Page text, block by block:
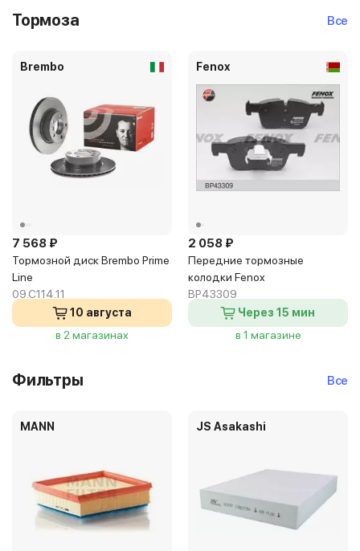
Тормоза Все
Brembo
7 568 ₽
Тормозной диск Brembo Prime
Line
09.C114.11
10 августа
в 2 магазинах
Fenox
2 058 ₽
Передние тормозные
колодки Fenox
BP43309
Через 15 мин
в 1 магазине
Фильтры Все
MANN JS Asakashi